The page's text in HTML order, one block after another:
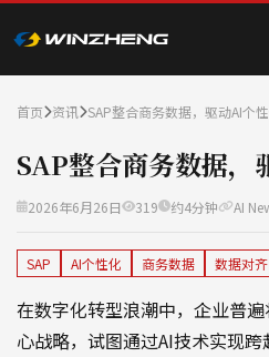
首页 资讯 SAP整合商务数据，驱动AI个
SAP整合商务数据
2026年6月26日 319 约4分钟 AI
SAP AI个性化 商务数据 数据对齐
在数字化转型浪潮中，企业普
心战略，试图通过AI技术实现跨